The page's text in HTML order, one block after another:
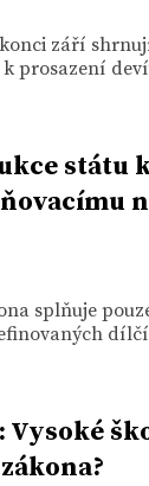
září
prosazení
státu
splňuje
Vysoké